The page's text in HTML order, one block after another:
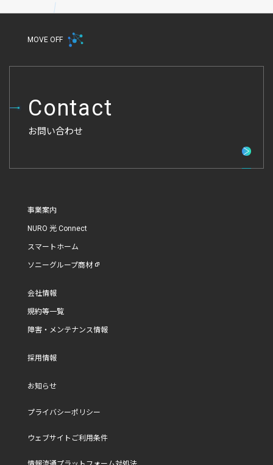
MOVE OFF
Contact
お問い合わせ
事業案内
NURO 光 Connect
スマートホーム
ソニーグループ商材
会社情報
規約等一覧
障害・メンテナンス情報
採用情報
お知らせ
プライバシーポリシー
ウェブサイトご利用条件